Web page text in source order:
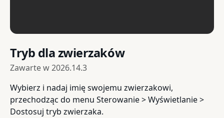
Tryb dla zwierzaków
Zawarte w2026.14.3
Wybierz i nadaj imię swojemu zwierzakowi,
przechodząc do menu Sterowanie > Wyświetlanie >
Dostosuj tryb zwierzaka.